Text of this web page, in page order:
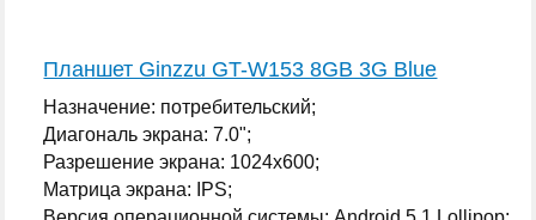
Планшет Ginzzu GT-W153 8GB 3G Blue
Назначение: потребительский;
Диагональ экрана: 7.0";
Разрешение экрана: 1024x600;
Матрица экрана: IPS;